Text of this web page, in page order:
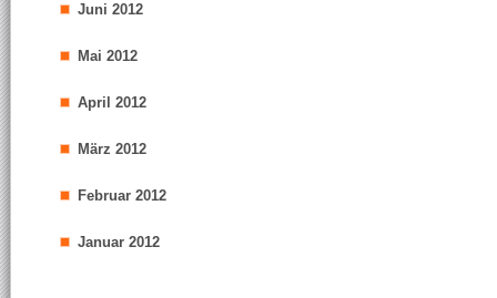
Juni 2012
Mai 2012
April 2012
März 2012
Februar 2012
Januar 2012